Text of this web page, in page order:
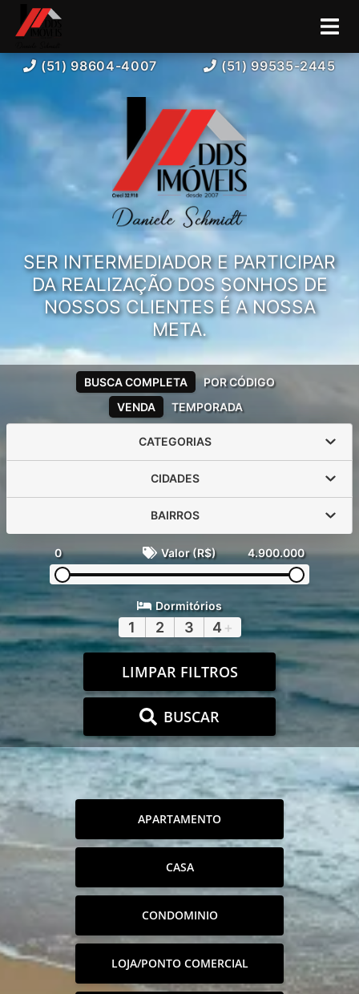
(51) 98604-4007 (51) 99535-2445
SER INTERMEDIADOR E PARTICIPAR
DA REALIZAÇÃO DOS SONHOS DE
NOSSOS CLIENTES É A NOSSA
META.
VENDA TEMPORADA
BUSCA COMPLETA POR CÓDIGO
CATEGORIAS
CIDADES
BAIRROS
0 Valor (R$) 4.900.000
Dormitórios
1 2 3 4 +
LIMPAR FILTROS
BUSCAR
APARTAMENTO
CASA
CONDOMINIO
LOJA/PONTO COMERCIAL